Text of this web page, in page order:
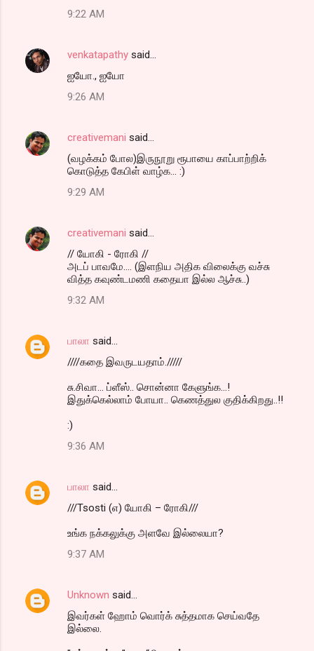
9:22 AM
venkatapathy said…
ஐயோ., ஐயோ
9:26 AM
creativemani said…
(வழக்கம் போல)இருநூறு ரூபாயை காப்பாற்றிக்
கொடுத்த கேபிள் வாழ்க... :)
9:29 AM
creativemani said…
// யோகி - ரோகி //
அடப் பாவமே.... (இளநிய அதிக விலைக்கு வச்சு
வித்த கவுண்டமணி கதையா இல்ல ஆச்சு..)
9:32 AM
பாலா said…
////கதை இவருடயதாம்./////
சு.சிவா... ப்ளீஸ்.. சொன்னா கேளுங்க...!
இதுக்கெல்லாம் போயா.. கெணத்துல குதிக்கிறது..!!
:)
9:36 AM
பாலா said…
///Tsosti (எ) யோகி – ரோகி///
உங்க நக்கலுக்கு அளவே இல்லையா?
9:37 AM
Unknown said…
இவர்கள் ஹோம் வொர்க் சுத்தமாக செய்வதே
இல்லை.